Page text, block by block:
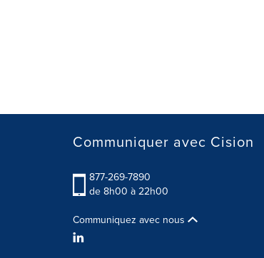
Communiquer avec Cision
877-269-7890
de 8h00 à 22h00
Communiquez avec nous